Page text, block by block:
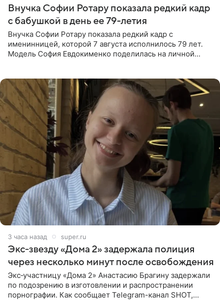
Внучка Софии Ротару показала редкий кадр
с бабушкой в день ее 79-летия
Внучка Софии Ротару показала редкий кадр с
именинницей, которой 7 августа исполнилось 79 лет.
Модель София Евдокименко поделилась на личной
3 часа назад super.ru
Экс‑звезду «Дома 2» задержала полиция
через несколько минут после освобождения
Экс‑участницу «Дома 2» Анастасию Брагину задержали
по подозрению в изготовлении и распространении
порнографии. Как сообщает Telegram-канал SHOT,